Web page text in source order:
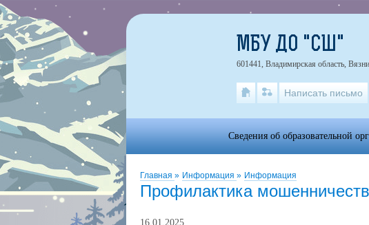
Главная » Информация » Информация
Профилактика
16.01.2025
МБУ ДО "СШ"
601441, Владимирская область,
Написать письмо
Сведения об образовательной